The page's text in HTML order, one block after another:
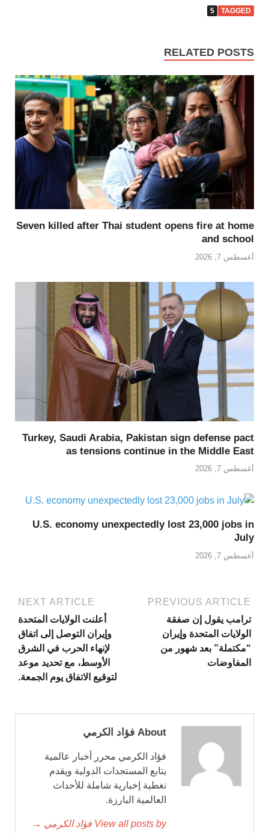
TAGGED
5
RELATED POSTS
Seven killed after Thai student opens fire at home
and school
أغسطس 7, 2026
Turkey, Saudi Arabia, Pakistan sign defense pact
as tensions continue in the Middle East
أغسطس 7, 2026
U.S. economy unexpectedly lost 23,000 jobs in
July
أغسطس 7, 2026
PREVIOUS ARTICLE
ترامب يقول إن صفقة
الولايات المتحدة وإيران
“مكتملة” بعد شهور من
المفاوضات
NEXT ARTICLE
أعلنت الولايات المتحدة
وإيران التوصل إلى اتفاق
لإنهاء الحرب في الشرق
الأوسط، مع تحديد موعد
لتوقيع الاتفاق يوم الجمعة.
About فؤاد الكرمي
فؤاد الكرمي محرر أخبار عالمية
يتابع المستجدات الدولية ويقدم
تغطية إخبارية شاملة للأحداث
العالمية البارزة.
View all posts by فؤاد الكرمي →